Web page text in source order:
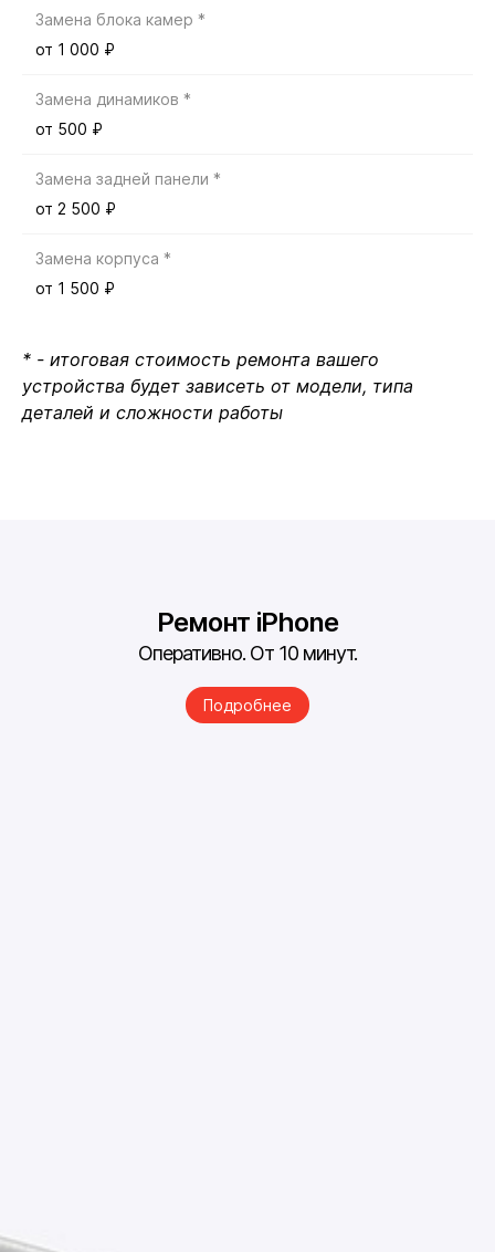
Замена блока камер *
от 1 000 ₽
Замена динамиков *
от 500 ₽
Замена задней панели *
от 2 500 ₽
Замена корпуса *
от 1 500 ₽
* - итоговая стоимость ремонта вашего
устройства будет зависеть от модели, типа
деталей и сложности работы
Ремонт iPhone
Оперативно. От 10 минут.
Подробнее